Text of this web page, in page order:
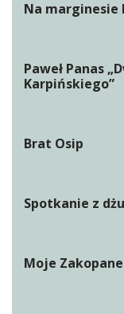
Na
Paweł Panas
Karpińskiego”
Brat Osip
Spotkanie z
Moje Zakopane